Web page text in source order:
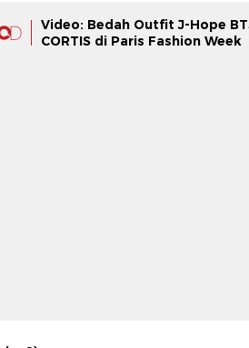
Video: Bedah Outfit J-Hope
CORTIS di Paris Fashion Week